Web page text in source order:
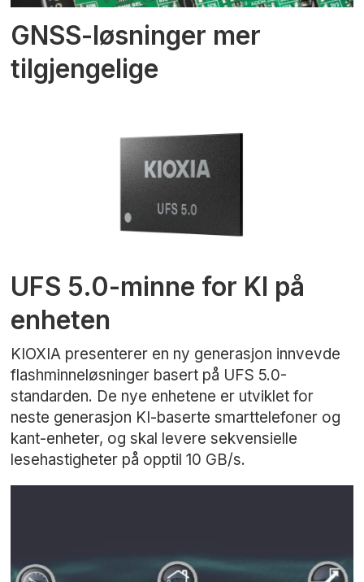
GNSS-løsninger mer
tilgjengelige
UFS 5.0-minne for KI på
enheten
KIOXIA presenterer en ny generasjon innvevde
flashminneløsninger basert på UFS 5.0-
standarden. De nye enhetene er utviklet for
neste generasjon KI-baserte smarttelefoner og
kant-enheter, og skal levere sekvensielle
lesehastigheter på opptil 10 GB/s.